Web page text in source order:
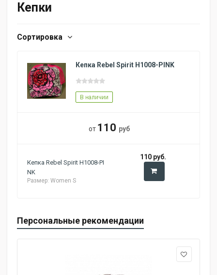
Кепки
Сортировка
Кепка Rebel Spirit H1008-PINK
В наличии
от 110 руб
Кепка Rebel Spirit H1008-PI
NK
Размер: Women S
110 руб.
Персональные рекомендации